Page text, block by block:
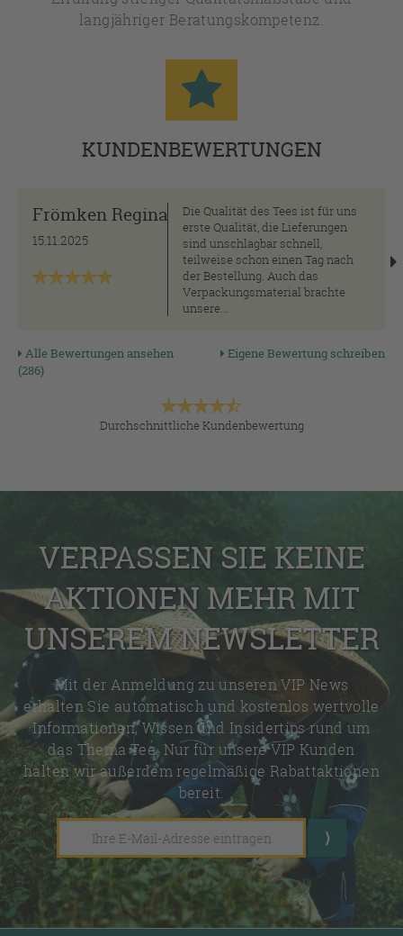
langjähriger Beratungskompetenz.
KUNDENBEWERTUNGEN
Frömken Regina
15.11.2025
Die Qualität des Tees ist für uns
erste Qualität, die Lieferungen
sind unschlagbar schnell,
teilweise schon einen Tag nach
der Bestellung. Auch das
Verpackungsmaterial brachte
unsere...
Alle Bewertungen ansehen
(286)
Eigene Bewertung schreiben
Durchschnittliche Kundenbewertung
VERPASSEN SIE KEINE
AKTIONEN MEHR MIT
UNSEREM NEWSLETTER
Mit der Anmeldung zu unseren VIP News
erhalten Sie automatisch und kostenlos wertvolle
Informationen, Wissen und Insidertips rund um
das Thema Tee. Nur für unsere VIP Kunden
halten wir außerdem regelmäßige Rabattaktionen
bereit.